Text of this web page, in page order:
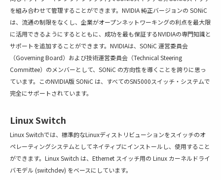
を組み合わせて管理することができます。NVIDIA 純正バージョンの SONiC
は、流通の制限をなくし、企業がオープンネットワーキングの利点を最大限
に活用できるようにするとともに、成功を最も保証するNVIDIAの専門知識と
サポートを追加することができます。NVIDIAは、SONiC 運営委員会
（Governing Board）および技術運営委員会（Technical Steering
Committee）のメンバーとして、SONiC の方向性を導くことを誇りに思っ
ています。このNVIDIA版 SONiC は、すべてのSN5000スイッチ・システムで
完全にサポートされています。
Linux Switch
Linux Switchでは、標準的なLinuxディストリビューションをスイッチのオ
ペレーティングシステムとしてネイティブにインストールし、使用すること
ができます。Linux Switch は、Ethernet スイッチ用の Linux カーネルドライ
バモデル (switchdev) をベースにしています。